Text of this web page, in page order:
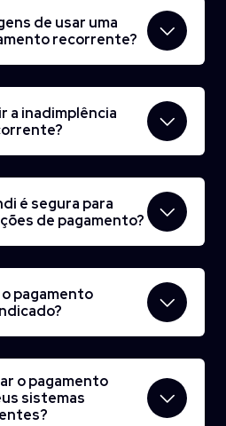
de usar uma
recorrente?
a inadimplência
é segura para
de pagamento?
pagamento
o pagamento
sistemas